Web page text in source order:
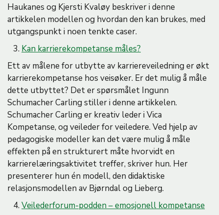
Haukanes og Kjersti Kvaløy beskriver i denne
artikkelen modellen og hvordan den kan brukes, med
utgangspunkt i noen tenkte caser.
3. Kan karrierekompetanse måles?
Ett av målene for utbytte av karriereveiledning er økt
karrierekompetanse hos veisøker. Er det mulig å måle
dette utbyttet? Det er spørsmålet Ingunn
Schumacher Carling stiller i denne artikkelen.
Schumacher Carling er kreativ leder i Vica
Kompetanse, og veileder for veiledere. Ved hjelp av
pedagogiske modeller kan det være mulig å måle
effekten på en strukturert måte hvorvidt en
karrierelæringsaktivitet treffer, skriver hun. Her
presenterer hun én modell, den didaktiske
relasjonsmodellen av Bjørndal og Lieberg.
4.Veilederforum-podden – emosjonell kompetanse